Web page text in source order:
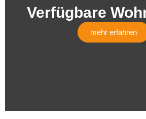
Verfügbare
mehr erfahren